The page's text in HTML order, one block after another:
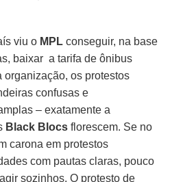
viu o MPL conseguir, na base
baixar a tarifa de ônibus
organização, os protestos
confusas e
– exatamente a
Black Blocs florescem. Se no
carona em protestos
com pautas claras, pouco
sozinhos. O protesto de